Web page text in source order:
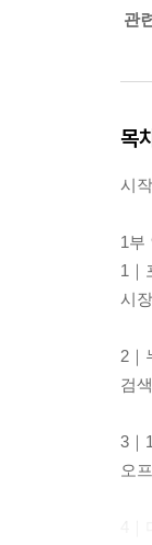
관
목
시
1부
1｜
시
2｜
검
3｜
오